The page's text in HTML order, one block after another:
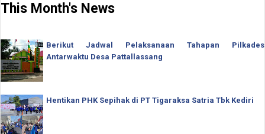
This Month's News
Berikut Jadwal Pelaksanaan Tahapan Pilkades
Antarwaktu Desa Pattallassang
Hentikan PHK Sepihak di PT Tigaraksa Satria Tbk Kediri